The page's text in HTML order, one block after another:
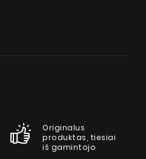
Originalus
produktas, tiesiai
iš gamintojo